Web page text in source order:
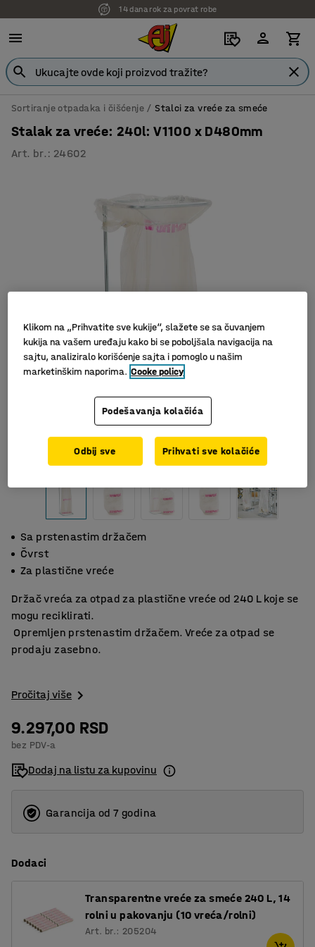
14 dana rok za povrat robe
Sortiranje otpadaka i čišćenje Stalci za vreće za smeće
Stalak za vreće: 240l: V1100 x D480mm
Art. br. : 24602
Slični proizvodi
Sa prstenastim držačem
Čvrst
Za plastične vreće
Držač vreća za otpad za plastične vreće od 240 L koje se
mogu reciklirati.
​ Opremljen prstenastim držačem. Vreće za otpad se
prodaju zasebno.
Pročitaj više
9.297,00 RSD
bez PDV-a
Dodaj na listu za kupovinu
Garancija od 7 godina
Dodaci
Transparentne vreće za smeće 240 L, 14
rolni u pakovanju (10 vreća/rolni)
Art. br.: 205204
Klikom na „Prihvatite sve kukije“, slažete se sa čuvanjem
kukija na vašem uređaju kako bi se poboljšala navigacija na
sajtu, analiziralo korišćenje sajta i pomoglo u našim
marketinškim naporima. Cooke policy
Podešavanja kolačića
Odbij sve Prihvati sve kolačiće